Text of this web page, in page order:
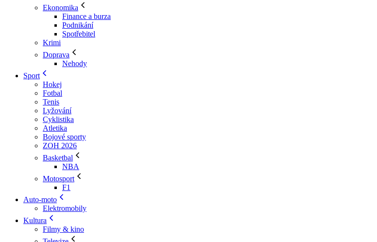
Ekonomika
Finance a burza
Podnikání
Spotřebitel
Krimi
Doprava
Nehody
Sport
Hokej
Fotbal
Tenis
Lyžování
Cyklistika
Atletika
Bojové sporty
ZOH 2026
Basketbal
NBA
Motosport
F1
Auto-moto
Elektromobily
Kultura
Filmy & kino